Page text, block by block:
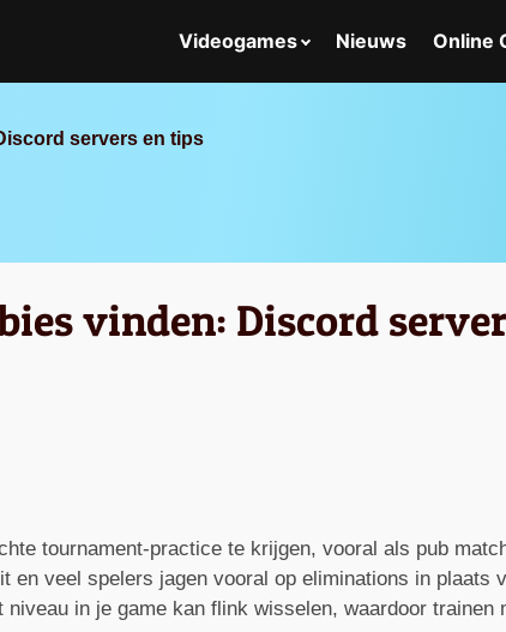
Videogames Nieuws Online
servers en tips
vinden: Discord
tournament-practice te krijgen, vooral als pub
en veel spelers jagen vooral op eliminations in plaats
in je game kan flink wisselen, waardoor trainen